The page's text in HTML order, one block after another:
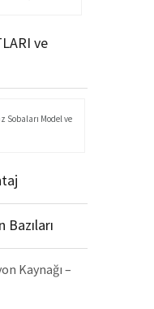
ve
Sobaları Model ve
Kaynağı –